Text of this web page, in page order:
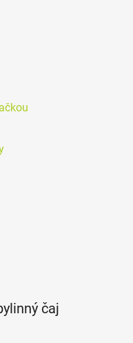
čaj